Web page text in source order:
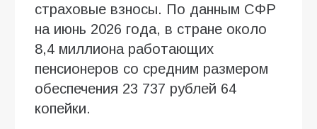
страховые взносы. По данным СФР
на июнь 2026 года, в стране около
8,4 миллиона работающих
пенсионеров со средним размером
обеспечения 23 737 рублей 64
копейки.